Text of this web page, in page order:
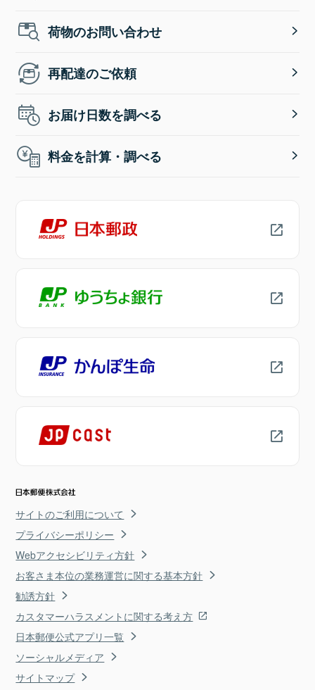
荷物のお問い合わせ
再配達のご依頼
お届け日数を調べる
料金を計算・調べる
サイトのご利用について
プライバシーポリシー
Webアクセシビリティ方針
お客さま本位の業務運営に関する基本方針
勧誘方針
カスタマーハラスメントに関する考え方
日本郵便公式アプリ一覧
ソーシャルメディア
サイトマップ